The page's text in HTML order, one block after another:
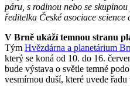
páru, s rodinou nebo se
ředitelka České asociace science
V Brně ukáží temnou stranu
Tým Hvězdárna a planetárium
který se koná od 10. do 16.
bude výstava o světle temné
vesmírnou duší, které uvede